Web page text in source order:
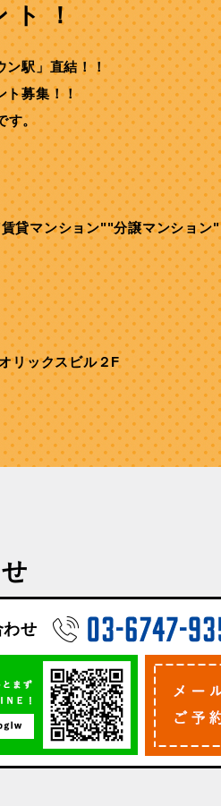
ト！
ン駅」直結！！
ト募集！！
す。
貸マンション""分譲マンション"
リックスビル２F
せ